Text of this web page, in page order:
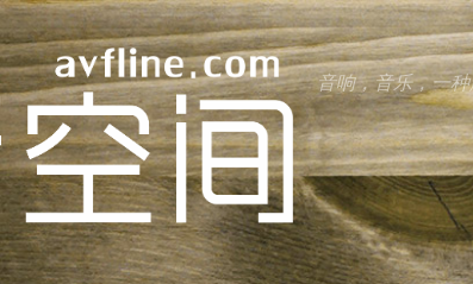
音响，音乐，一